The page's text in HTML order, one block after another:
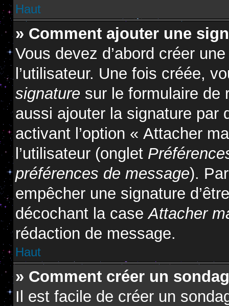
Haut
» Comment ajouter une
Vous devez d’abord créer
l’utilisateur. Une fois créée,
signature sur le formulaire de
aussi ajouter la signature par
activant l’option « Attacher
l’utilisateur (onglet
préférences de message).
empêcher une signature
décochant la caseAttacher
rédaction de message.
Haut
» Comment créer un
Il est facile de créer un